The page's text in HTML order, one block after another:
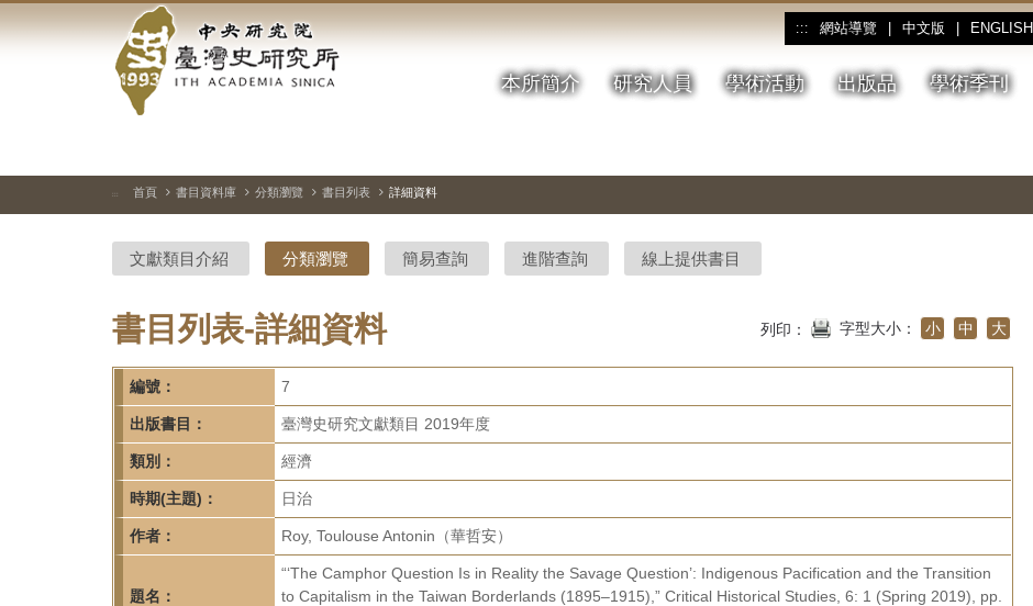
到
中
央
研
院-
臺
灣
史
研
究
所-
首
頁
::: 網站導覽 中文版 ENGLISH
本所簡介 研究人員 學術活動 出版品 學術季刊
::: 首頁 書目資料庫 分類瀏覽 書目列表 詳細資料
文獻類目介紹 分類瀏覽 簡易查詢 進階查詢 線上提供書目
書目列表-詳細資料 列印： 字型大小： 小 中 大
編號： 7
出版書目： 臺灣史研究文獻類目 2019年度
類別： 經濟
時期(主題)： 日治
作者： Roy, Toulouse Antonin（華哲安）
題名：
“‘The Camphor Question Is in Reality the Savage Question’: Indigenous Pacification and the Transition
to Capitalism in the Taiwan Borderlands (1895–1915),” Critical Historical Studies, 6: 1 (Spring 2019), pp.